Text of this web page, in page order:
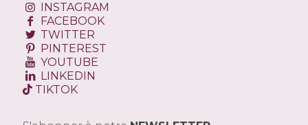
INSTAGRAM
FACEBOOK
TWITTER
PINTEREST
YOUTUBE
LINKEDIN
TIKTOK